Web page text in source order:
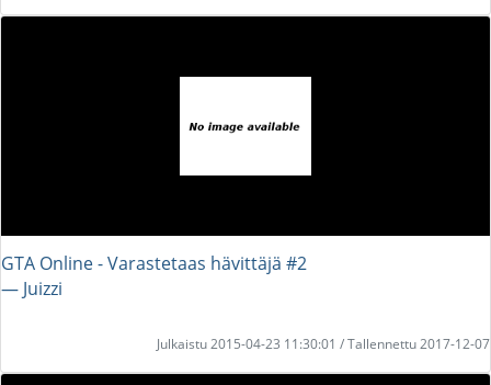
GTA Online - Varastetaas hävittäjä #2
― Juizzi
Julkaistu 2015-04-23 11:30:01 / Tallennettu 2017-12-07